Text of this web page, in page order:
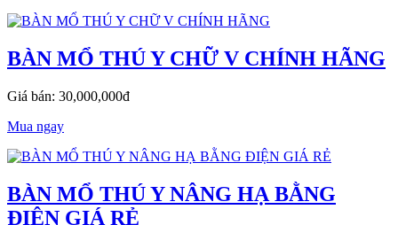
BÀN MỔ THÚ Y CHỮ V CHÍNH HÃNG
Giá bán: 30,000,000đ
Mua ngay
BÀN MỔ THÚ Y NÂNG HẠ BẰNG
ĐIỆN GIÁ RẺ